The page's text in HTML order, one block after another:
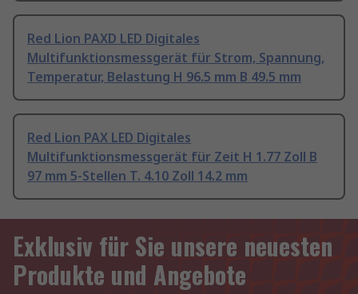
Red Lion PAXD LED Digitales
Multifunktionsmessgerät für Strom, Spannung,
Temperatur, Belastung H 96.5 mm B 49.5 mm
Red Lion PAX LED Digitales
Multifunktionsmessgerät für Zeit H 1.77 Zoll B
97 mm 5-Stellen T. 4.10 Zoll 14.2 mm
Exklusiv für Sie unsere neuesten
Produkte und Angebote